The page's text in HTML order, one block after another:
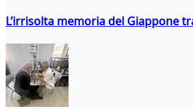
L’irrisolta memoria del Giappone